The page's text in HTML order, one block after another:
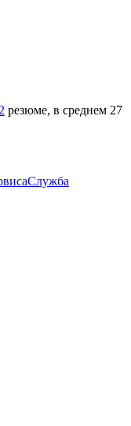
резюме, в среднем 27
Служба